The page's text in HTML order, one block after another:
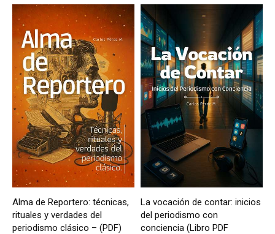
Alma de Reportero: técnicas,
rituales y verdades del
periodismo clásico – (PDF)
La vocación de contar: inicios
del periodismo con
conciencia (Libro PDF